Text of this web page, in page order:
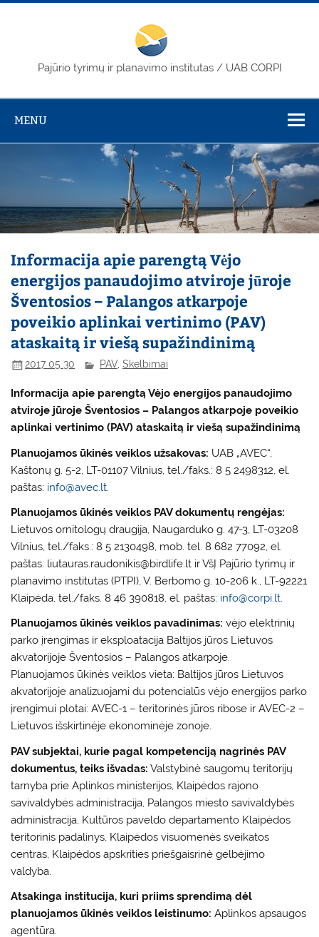
Skip
Pajūrio tyrimų ir planavimo institutas / UAB CORPI
MENU
Informacija apie parengtą Vėjo
energijos panaudojimo atviroje jūroje
Šventosios – Palangos atkarpoje
poveikio aplinkai vertinimo (PAV)
ataskaitą ir viešą supažindinimą
2017 05 30 PAV,Skelbimai
Informacija apie parengtą Vėjo energijos panaudojimo
atviroje jūroje Šventosios – Palangos atkarpoje poveikio
aplinkai vertinimo (PAV) ataskaitą ir viešą supažindinimą
Planuojamos ūkinės veiklos užsakovas: UAB „AVEC“,
Kaštonų g. 5-2, LT-01107 Vilnius, tel./faks.: 8 5 2498312, el.
paštas: info@avec.lt.
Planuojamos ūkinės veiklos PAV dokumentų rengėjas:
Lietuvos ornitologų draugija, Naugarduko g. 47-3, LT-03208
Vilnius, tel./faks.: 8 5 2130498, mob. tel. 8 682 77092, el.
paštas: liutauras.raudonikis@birdlife.lt ir VšĮ Pajūrio tyrimų ir
planavimo institutas (PTPI), V. Berbomo g. 10-206 k., LT-92221
Klaipėda, tel./faks. 8 46 390818, el. paštas: info@corpi.lt.
Planuojamos ūkinės veiklos pavadinimas: vėjo elektrinių
parko įrengimas ir eksploatacija Baltijos jūros Lietuvos
akvatorijoje Šventosios – Palangos atkarpoje.
Planuojamos ūkinės veiklos vieta: Baltijos jūros Lietuvos
akvatorijoje analizuojami du potencialūs vėjo energijos parko
įrengimui plotai: AVEC-1 – teritorinės jūros ribose ir AVEC-2 –
Lietuvos išskirtinėje ekonominėje zonoje.
PAV subjektai, kurie pagal kompetenciją nagrinės PAV
dokumentus, teiks išvadas: Valstybinė saugomų teritorijų
tarnyba prie Aplinkos ministerijos, Klaipėdos rajono
savivaldybės administracija, Palangos miesto savivaldybės
administracija, Kultūros paveldo departamento Klaipėdos
teritorinis padalinys, Klaipėdos visuomenės sveikatos
centras, Klaipėdos apskrities priešgaisrinė gelbėjimo
valdyba.
Atsakinga institucija, kuri priims sprendimą dėl
planuojamos ūkinės veiklos leistinumo: Aplinkos apsaugos
agentūra.